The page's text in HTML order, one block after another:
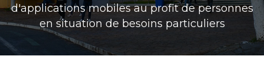
d'applications mobiles au profit de personnes
en situation de besoins particuliers